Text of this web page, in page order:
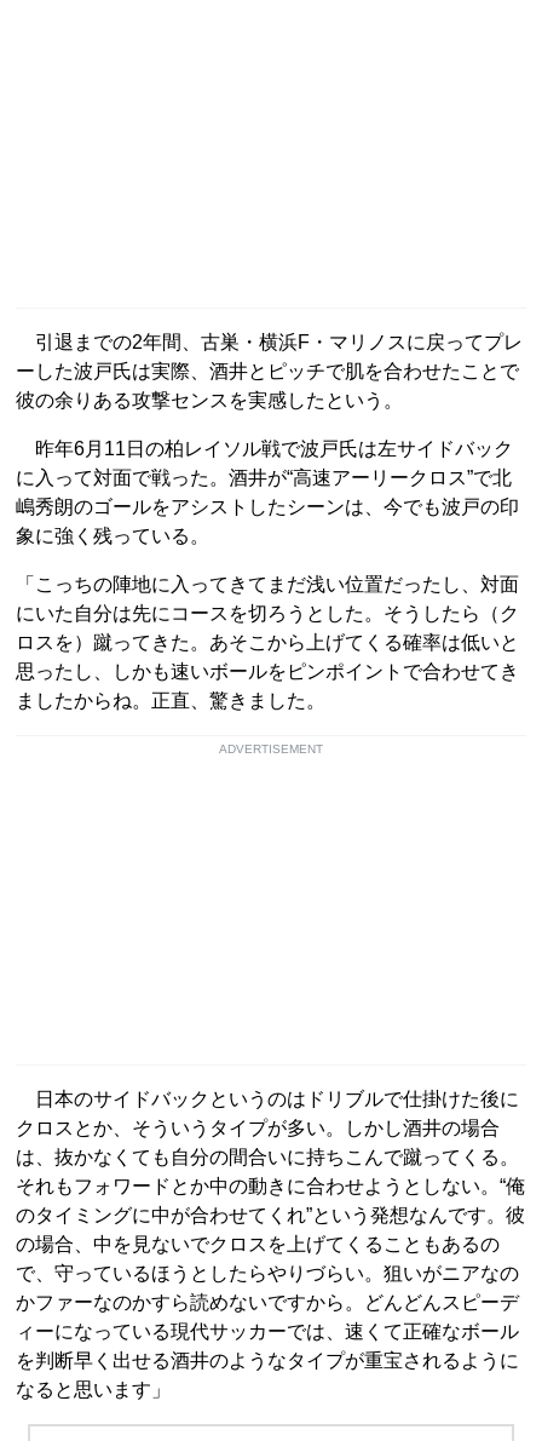
引退までの2年間、古巣・横浜F・マリノスに戻ってプレ
ーした波戸氏は実際、酒井とピッチで肌を合わせたことで
彼の余りある攻撃センスを実感したという。
昨年6月11日の柏レイソル戦で波戸氏は左サイドバック
に入って対面で戦った。酒井が“高速アーリークロス”で北
嶋秀朗のゴールをアシストしたシーンは、今でも波戸の印
象に強く残っている。
「こっちの陣地に入ってきてまだ浅い位置だったし、対面
にいた自分は先にコースを切ろうとした。そうしたら（ク
ロスを）蹴ってきた。あそこから上げてくる確率は低いと
思ったし、しかも速いボールをピンポイントで合わせてき
ましたからね。正直、驚きました。
ADVERTISEMENT
日本のサイドバックというのはドリブルで仕掛けた後に
クロスとか、そういうタイプが多い。しかし酒井の場合
は、抜かなくても自分の間合いに持ちこんで蹴ってくる。
それもフォワードとか中の動きに合わせようとしない。“俺
のタイミングに中が合わせてくれ”という発想なんです。彼
の場合、中を見ないでクロスを上げてくることもあるの
で、守っているほうとしたらやりづらい。狙いがニアなの
かファーなのかすら読めないですから。どんどんスピーデ
ィーになっている現代サッカーでは、速くて正確なボール
を判断早く出せる酒井のようなタイプが重宝されるように
なると思います」